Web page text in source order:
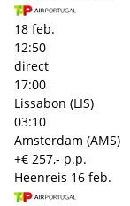
18 feb.
12:50
direct
17:00
Lissabon (LIS)
03:10
Amsterdam (AMS)
+€ 257,- p.p.
Heenreis 16 feb.